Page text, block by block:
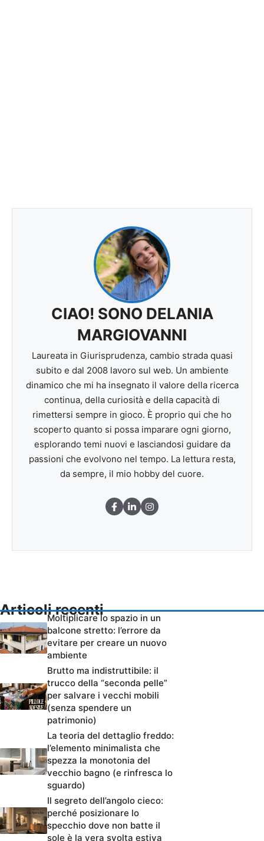
CIAO! SONO DELANIA
MARGIOVANNI
Laureata in Giurisprudenza, cambio strada quasi
subito e dal 2008 lavoro sul web. Un ambiente
dinamico che mi ha insegnato il valore della ricerca
continua, della curiosità e della capacità di
rimettersi sempre in gioco. È proprio qui che ho
scoperto quanto si possa imparare ogni giorno,
esplorando temi nuovi e lasciandosi guidare da
passioni che evolvono nel tempo. La lettura resta,
da sempre, il mio hobby del cuore.
Articoli recenti
Moltiplicare lo spazio in un
balcone stretto: l’errore da
evitare per creare un nuovo
ambiente
Brutto ma indistruttibile: il
trucco della “seconda pelle”
per salvare i vecchi mobili
(senza spendere un
patrimonio)
La teoria del dettaglio freddo:
l’elemento minimalista che
spezza la monotonia del
vecchio bagno (e rinfresca lo
sguardo)
Il segreto dell’angolo cieco:
perché posizionare lo
specchio dove non batte il
sole è la vera svolta estiva